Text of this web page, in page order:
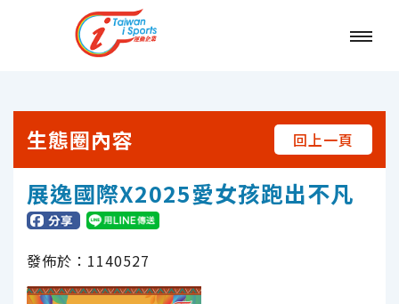
容
生態圈內容 回上一頁
展逸國際X2025愛女孩跑出不凡
發佈於： 1140527